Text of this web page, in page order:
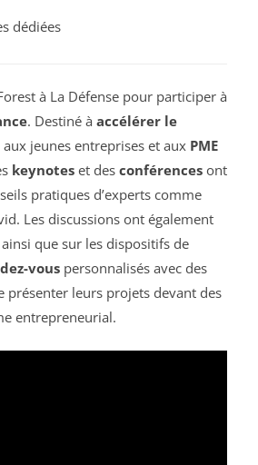
dédiées
à La Défense pour participer à
. Destiné à accélérer le
aux jeunes entreprises et aux PME
keynotes et des conférences ont
pratiques d’experts comme
Les discussions ont également
ainsi que sur les dispositifs de
vous personnalisés avec des
leurs projets devant des
entrepreneurial.